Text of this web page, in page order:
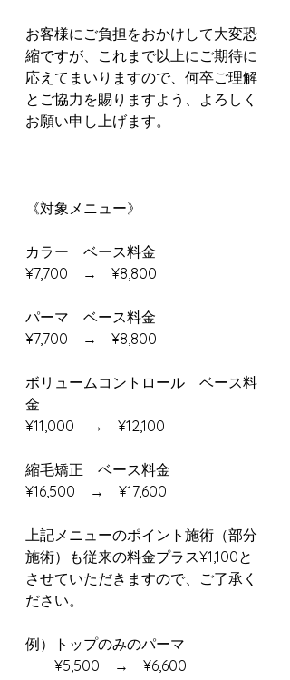
お客様にご負担をおかけして大変恐
縮ですが、これまで以上にご期待に
応えてまいりますので、何卒ご理解
とご協力を賜りますよう、よろしく
お願い申し上げます。
《対象メニュー》
カラー　ベース料金
¥7,700　→　¥8,800
パーマ　ベース料金
¥7,700　→　¥8,800
ボリュームコントロール　ベース料
金
¥11,000　→　¥12,100
縮毛矯正　ベース料金
¥16,500　→　¥17,600
上記メニューのポイント施術（部分
施術）も従来の料金プラス¥1,100と
させていただきますので、ご了承く
ださい。
例）トップのみのパーマ
¥5,500　→　¥6,600